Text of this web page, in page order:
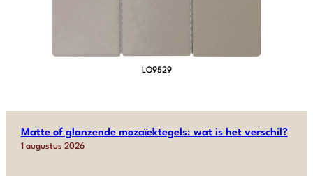
LO9529
Matte of glanzende mozaïektegels: wat is het verschil?
1 augustus 2026